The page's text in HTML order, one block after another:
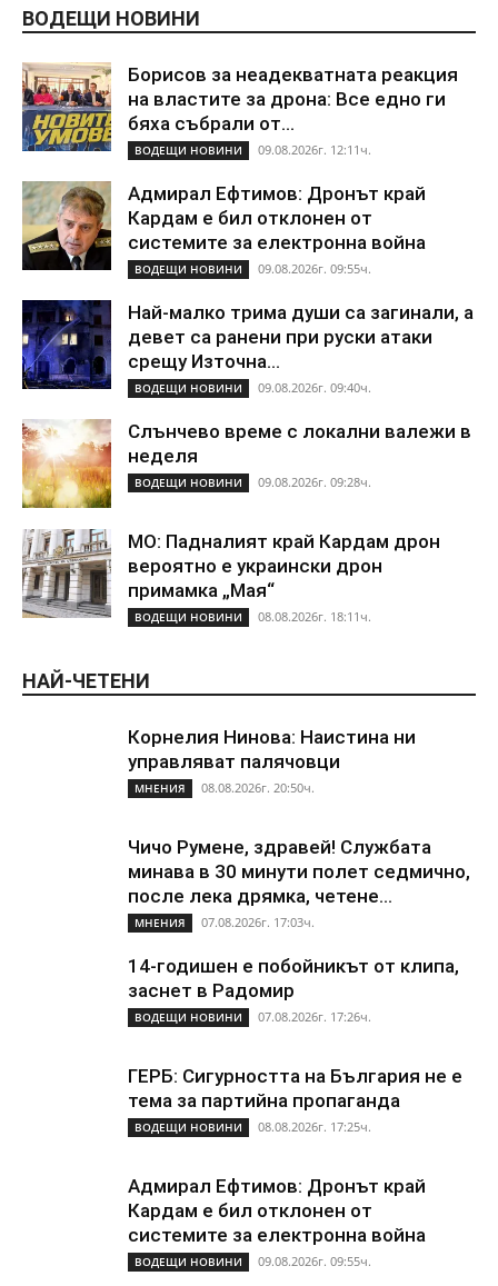
ВОДЕЩИ НОВИНИ
Борисов за неадекватната реакция
на властите за дрона: Все едно ги
бяха събрали от...
ВОДЕЩИ НОВИНИ 09.08.2026г. 12:11ч.
Адмирал Ефтимов: Дронът край
Кардам е бил отклонен от
системите за електронна война
ВОДЕЩИ НОВИНИ 09.08.2026г. 09:55ч.
Най-малко трима души са загинали, а
девет са ранени при руски атаки
срещу Източна...
ВОДЕЩИ НОВИНИ 09.08.2026г. 09:40ч.
Слънчево време с локални валежи в
неделя
ВОДЕЩИ НОВИНИ 09.08.2026г. 09:28ч.
МО: Падналият край Кардам дрон
вероятно е украински дрон
примамка „Мая“
ВОДЕЩИ НОВИНИ 08.08.2026г. 18:11ч.
НАЙ-ЧЕТЕНИ
Корнелия Нинова: Наистина ни
управляват палячовци
МНЕНИЯ 08.08.2026г. 20:50ч.
Чичо Румене, здравей! Службата
минава в 30 минути полет седмично,
после лека дрямка, четене...
МНЕНИЯ 07.08.2026г. 17:03ч.
14-годишен е побойникът от клипа,
заснет в Радомир
ВОДЕЩИ НОВИНИ 07.08.2026г. 17:26ч.
ГЕРБ: Сигурността на България не е
тема за партийна пропаганда
ВОДЕЩИ НОВИНИ 08.08.2026г. 17:25ч.
Адмирал Ефтимов: Дронът край
Кардам е бил отклонен от
системите за електронна война
ВОДЕЩИ НОВИНИ 09.08.2026г. 09:55ч.